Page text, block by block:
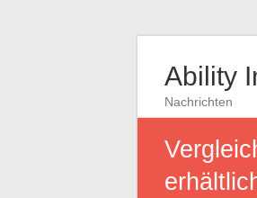
Ability
Nachrichten